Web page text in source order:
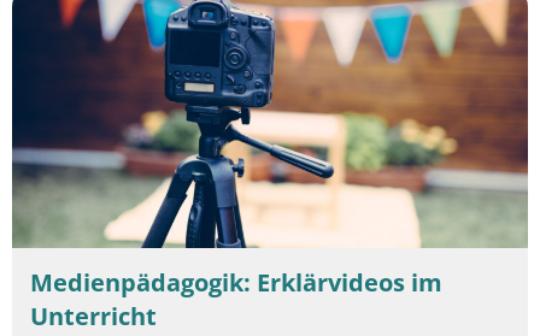
Medienpädagogik: Erklärvideos im
Unterricht